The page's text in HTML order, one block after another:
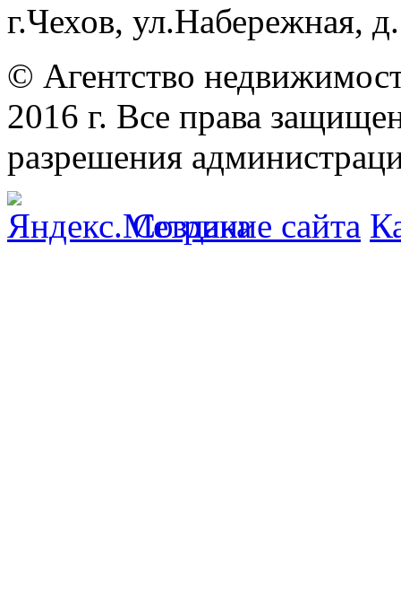
г.Чехов, ул.Набережная,
© Агентство
2016 г. Все права
разрешения
Создание сайта